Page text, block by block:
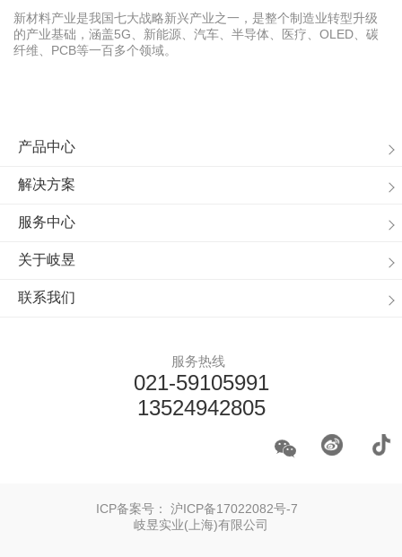
新材料产业是我国七大战略新兴产业之一，是整个制造业转型升级
的产业基础，涵盖5G、新能源、汽车、半导体、医疗、OLED、碳
纤维、PCB等一百多个领域。
产品中心
解决方案
服务中心
关于岐昱
联系我们
服务热线
021-59105991
13524942805
ICP备案号： 沪ICP备17022082号-7
岐昱实业(上海)有限公司